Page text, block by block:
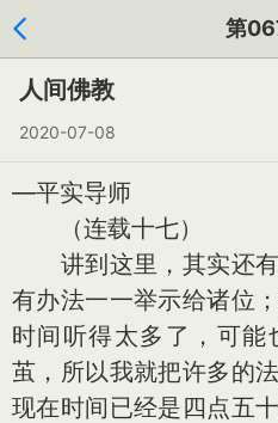
第
人间佛教
2020-07-08
—平实导师
（连载十七）
讲到这里，其实还有
有办法一一举示给诸位
时间听得太多了，可
茧，所以我就把许多的
现在时间已经是四点五